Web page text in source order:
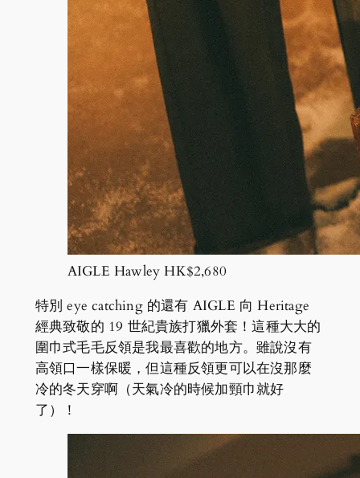
AIGLE Hawley HK$2,680
特別 eye catching 的還有 AIGLE 向 Heritage
經典致敬的 19 世紀貴族打獵外套！這種大大的
圍巾式毛毛反領是我最喜歡的地方。雖說沒有
高領口一樣保暖，但這種反領更可以在沒那麼
冷的冬天穿啊（天氣冷的時候加頸巾就好
了）！